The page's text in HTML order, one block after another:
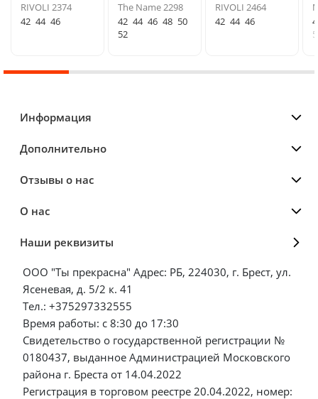
RIVOLI 2374
42 44 46
The Name 2298
42 44 46 48 50
52
RIVOLI 2464
42 44 46
Информация
Дополнительно
Отзывы о нас
О нас
Наши реквизиты
ООО "Ты прекрасна" Адрес: РБ, 224030, г. Брест, ул.
Ясеневая, д. 5/2 к. 41
Тел.: +375297332555
Время работы: с 8:30 до 17:30
Свидетельство о государственной регистрации №
0180437, выданное Администрацией Московского
района г. Бреста от 14.04.2022
Регистрация в торговом реестре 20.04.2022, номер: